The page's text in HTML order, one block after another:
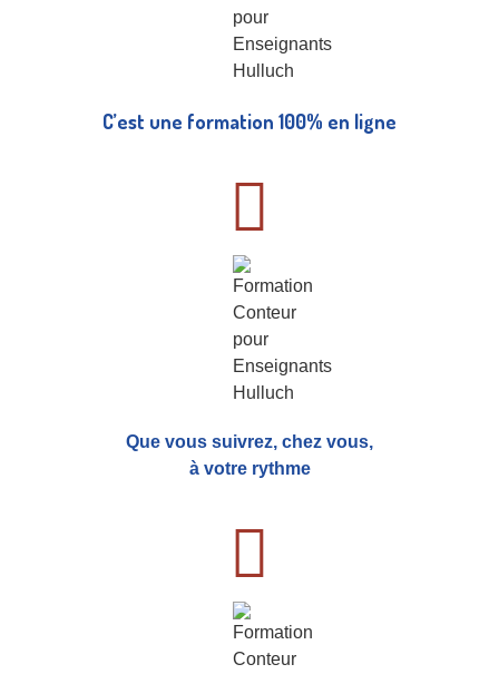
C’est une formation 100% en ligne
Que vous suivrez, chez vous,
à votre rythme